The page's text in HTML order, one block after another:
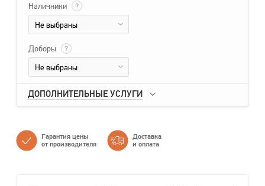
Наличники ?
Не выбраны
Доборы ?
Не выбраны
ДОПОЛНИТЕЛЬНЫЕ УСЛУГИ
Гарантия цены
от производителя
Доставка
и оплата